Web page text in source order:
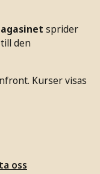
sprider
den
Kurser visas
oss